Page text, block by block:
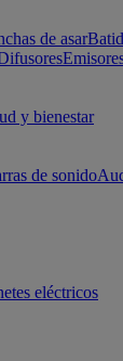
de asar
y bienestar
de sonido
eléctricos